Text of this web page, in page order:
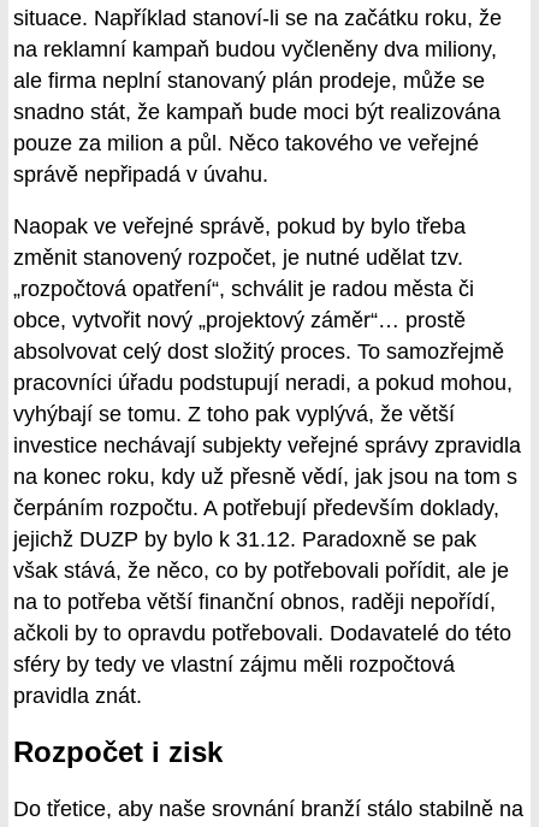
situace. Například stanoví-li se na začátku roku, že
na reklamní kampaň budou vyčleněny dva miliony,
ale firma neplní stanovaný plán prodeje, může se
snadno stát, že kampaň bude moci být realizována
pouze za milion a půl. Něco takového ve veřejné
správě nepřipadá v úvahu.
Naopak ve veřejné správě, pokud by bylo třeba
změnit stanovený rozpočet, je nutné udělat tzv.
„rozpočtová opatření“, schválit je radou města či
obce, vytvořit nový „projektový záměr“… prostě
absolvovat celý dost složitý proces. To samozřejmě
pracovníci úřadu podstupují neradi, a pokud mohou,
vyhýbají se tomu. Z toho pak vyplývá, že větší
investice nechávají subjekty veřejné správy zpravidla
na konec roku, kdy už přesně vědí, jak jsou na tom s
čerpáním rozpočtu. A potřebují především doklady,
jejichž DUZP by bylo k 31.12. Paradoxně se pak
však stává, že něco, co by potřebovali pořídit, ale je
na to potřeba větší finanční obnos, raději nepořídí,
ačkoli by to opravdu potřebovali. Dodavatelé do této
sféry by tedy ve vlastní zájmu měli rozpočtová
pravidla znát.
Rozpočet i zisk
Do třetice, aby naše srovnání branží stálo stabilně na